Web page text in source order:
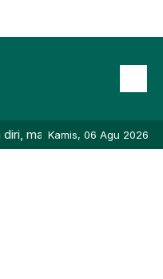
Kamis, 06 Agu 2026
berprestasi dan